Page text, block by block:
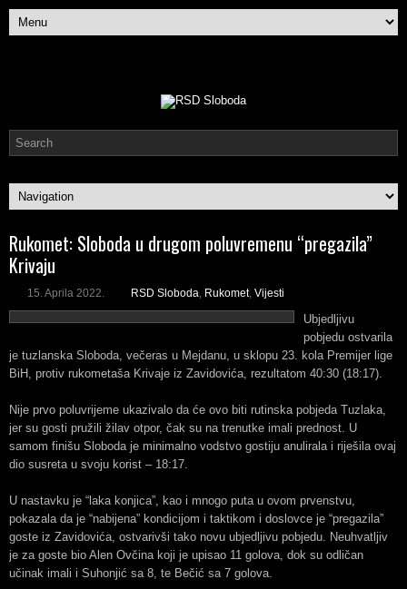
Rukomet: Sloboda u drugom poluvremenu “pregazila”
Krivaju
15. Aprila 2022. RSD Sloboda, Rukomet, Vijesti
Ubjedljivu
pobjedu ostvarila
je tuzlanska Sloboda, večeras u Mejdanu, u sklopu 23. kola Premijer lige
BiH, protiv rukometaša Krivaje iz Zavidovića, rezultatom 40:30 (18:17).
Nije prvo poluvrijeme ukazivalo da će ovo biti rutinska pobjeda Tuzlaka,
jer su gosti pružili žilav otpor, čak su na trenutke imali prednost. U
samom finišu Sloboda je minimalno vodstvo gostiju anulirala i riješila ovaj
dio susreta u svoju korist – 18:17.
U nastavku je “laka konjica”, kao i mnogo puta u ovom prvenstvu,
pokazala da je “nabijena” kondicijom i taktikom i doslovce je “pregazila”
goste iz Zavidovića, ostvarivši tako novu ubjedljivu pobjedu. Neuhvatljiv
je za goste bio Alen Ovčina koji je upisao 11 golova, dok su odličan
učinak imali i Suhonjić sa 8, te Bečić sa 7 golova.